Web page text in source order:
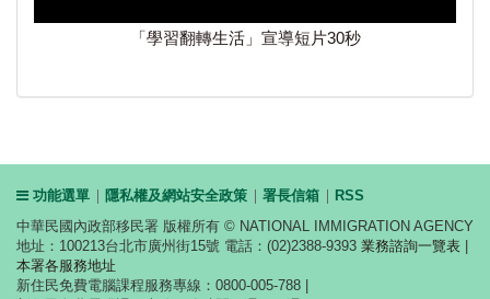
「學習翻轉生活」宣導短片30秒
功能選單 隱私權及網站安全政策 署長信箱
RSS
中華民國內政部移民署 版權所有 © NATIONAL IMMIGRATION AGENCY
地址：100213台北市廣州街15號 電話：(02)2388-9393 業務諮詢一覽表
本署各服務地址
新住民免費電腦課程服務專線：0800-005-788 |